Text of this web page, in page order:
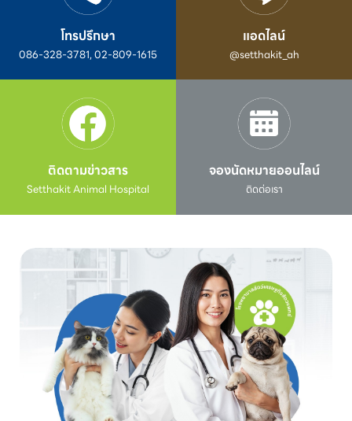
โทรปรึกษา
086-328-3781, 02-809-1615
แอดไลน์
@setthakit_ah
ติดตามข่าวสาร
Setthakit Animal Hospital
จองนัดหมายออนไลน์
ติดต่อเรา